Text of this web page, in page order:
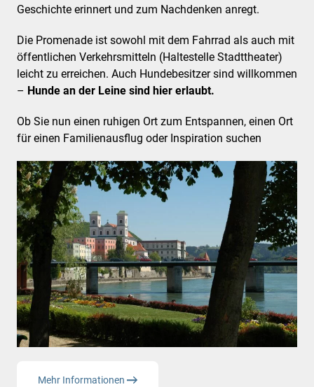
Geschichte erinnert und zum Nachdenken anregt.
Die Promenade ist sowohl mit dem Fahrrad als auch mit
öffentlichen Verkehrsmitteln (Haltestelle Stadttheater)
leicht zu erreichen. Auch Hundebesitzer sind willkommen
– Hunde an der Leine sind hier erlaubt.
Ob Sie nun einen ruhigen Ort zum Entspannen, einen Ort
für einen Familienausflug oder Inspiration suchen
Mehr Informationen